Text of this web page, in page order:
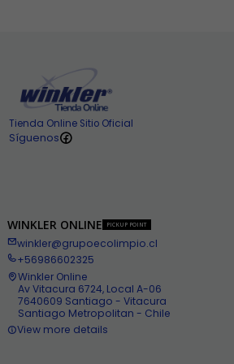
Tienda Online Sitio Oficial
Síguenos
WINKLER ONLINE PICKUP POINT
winkler@grupoecolimpio.cl
+56986602325
Winkler Online
Av Vitacura 6724, Local A-06
7640609 Santiago - Vitacura
Santiago Metropolitan - Chile
View more details